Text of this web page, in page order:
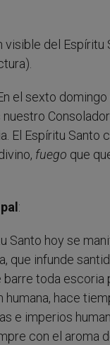
visible del Espíritu
el sexto
El Espíritu
fuego que
:
Santo hoy se
que infunde
barre toda
humana, hace
e imperios
con el aroma